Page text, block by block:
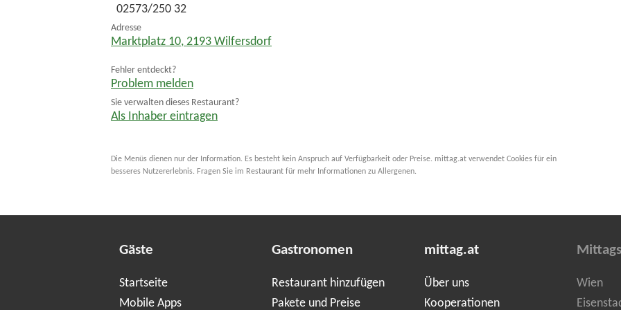
02573/250 32
Adresse
Marktplatz 10, 2193 Wilfersdorf
Fehler entdeckt?
Problem melden
Sie verwalten dieses Restaurant?
Als Inhaber eintragen
Die Menüs dienen nur der Information. Es besteht kein Anspruch auf Verfügbarkeit oder Preise. mittag.at verwendet Cookies für ein
besseres Nutzererlebnis. Fragen Sie im Restaurant für mehr Informationen zu Allergenen.
Gäste
Startseite
Mobile Apps
Gastronomen
Restaurant hinzufügen
Pakete und Preise
mittag.at
Über uns
Kooperationen
Wien